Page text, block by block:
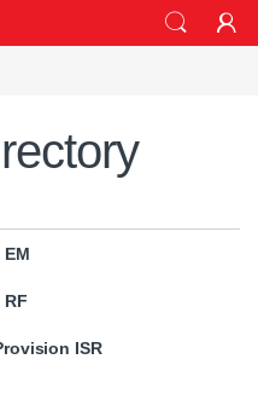
ISR